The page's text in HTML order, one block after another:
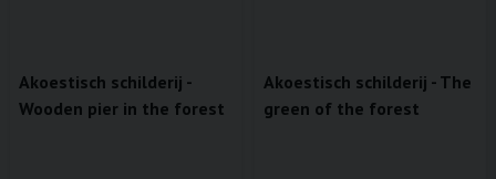
Akoestisch schilderij -
Wooden pier in the forest
Akoestisch schilderij - The
green of the forest